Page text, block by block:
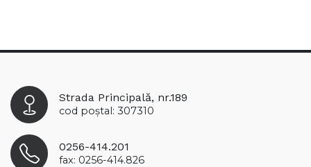
Strada Principală, nr.189
cod poștal: 307310
0256-414.201
fax: 0256-414.826